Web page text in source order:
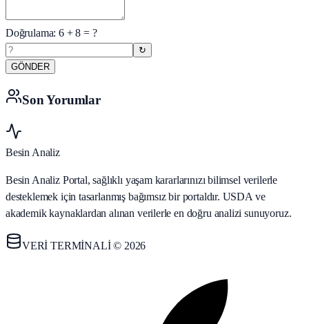
Doğrulama:6+8 = ?
↻
GÖNDER
Son Yorumlar
Besin Analiz
Besin Analiz Portal, sağlıklı yaşam kararlarınızı bilimsel verilerle
desteklemek için tasarlanmış bağımsız bir portaldır. USDA ve
akademik kaynaklardan alınan verilerle en doğru analizi sunuyoruz.
VERİ TERMİNALİ © 2026